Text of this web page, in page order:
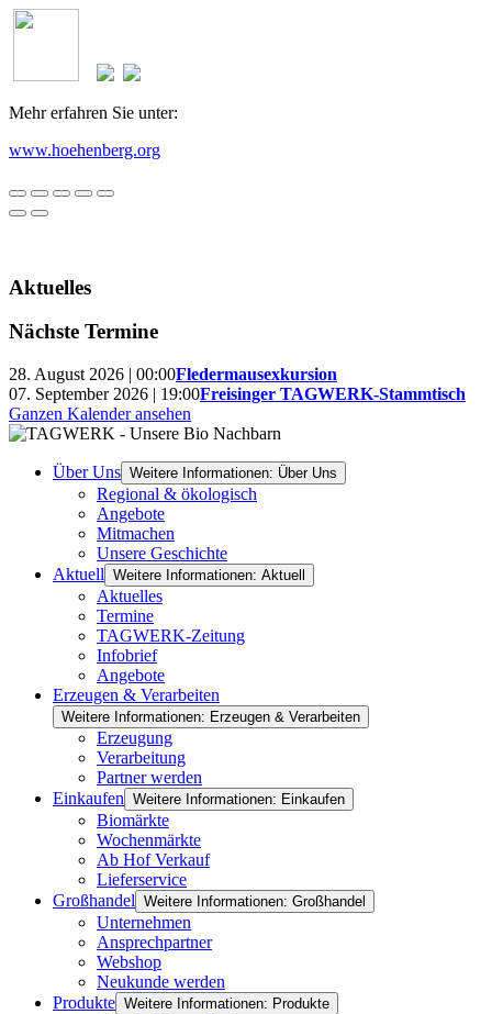
Mehr erfahren Sie unter:
www.hoehenberg.org
Aktuelles
Nächste Termine
28. August 2026 | 00:00Fledermausexkursion
07. September 2026 | 19:00Freisinger TAGWERK-Stammtisch
Ganzen Kalender ansehen
Über Uns Weitere Informationen: Über Uns
Regional & ökologisch
Angebote
Mitmachen
Unsere Geschichte
Aktuell Weitere Informationen: Aktuell
Aktuelles
Termine
TAGWERK-Zeitung
Infobrief
Angebote
Erzeugen & Verarbeiten
Weitere Informationen: Erzeugen & Verarbeiten
Erzeugung
Verarbeitung
Partner werden
Einkaufen Weitere Informationen: Einkaufen
Biomärkte
Wochenmärkte
Ab Hof Verkauf
Lieferservice
Großhandel Weitere Informationen: Großhandel
Unternehmen
Ansprechpartner
Webshop
Neukunde werden
Produkte Weitere Informationen: Produkte